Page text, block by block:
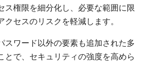
ス権限を細分化し、必要な範囲に限
クセスのリスクを軽減します。
スワード以外の要素も追加された多
とで、セキュリティの強度を高めら